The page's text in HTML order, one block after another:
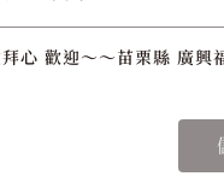
心 歡迎～～苗栗縣 廣